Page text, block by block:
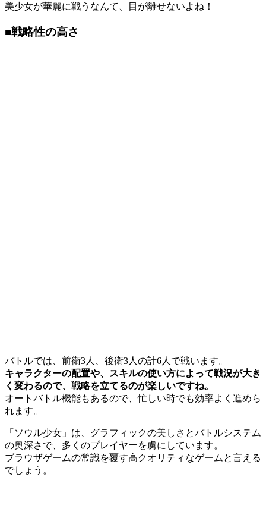
美少女が華麗に戦うなんて、目が離せないよね！
■戦略性の高さ
バトルでは、前衛3人、後衛3人の計6人で戦います。
キャラクターの配置や、スキルの使い方によって戦況が大き
く変わるので、戦略を立てるのが楽しいですね。
オートバトル機能もあるので、忙しい時でも効率よく進めら
れます。
「ソウル少女」は、グラフィックの美しさとバトルシステム
の奥深さで、多くのプレイヤーを虜にしています。
ブラウザゲームの常識を覆す高クオリティなゲームと言える
でしょう。